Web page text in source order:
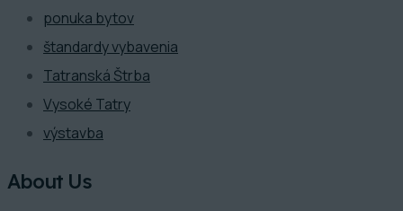
ponuka bytov
štandardy vybavenia
Tatranská Štrba
Vysoké Tatry
výstavba
About Us